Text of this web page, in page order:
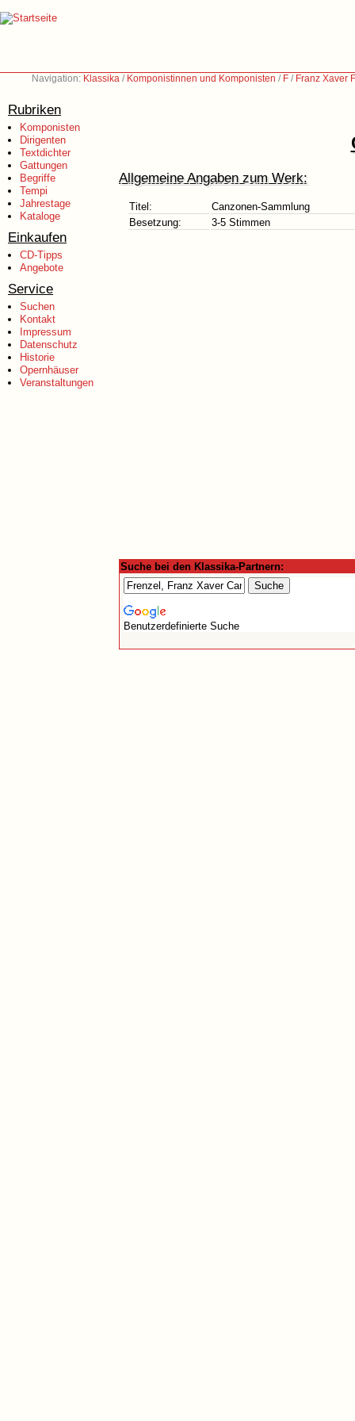
Navigation: Klassika / Komponistinnen und Komponisten / F / Franz Xaver
Rubriken
Komponisten
Dirigenten
Textdichter
Gattungen
Begriffe
Tempi
Jahrestage
Kataloge
Einkaufen
CD-Tipps
Angebote
Service
Suchen
Kontakt
Impressum
Datenschutz
Historie
Opernhäuser
Veranstaltungen
Allgemeine Angaben zum Werk:
Titel:
Canzonen-Sammlung
Besetzung:
3-5 Stimmen
Suche bei den Klassika-Partnern:
Benutzerdefinierte Suche